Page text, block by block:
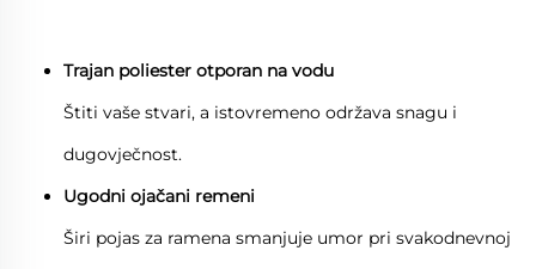
Trajan poliester otporan na vodu
Štiti vaše stvari, a istovremeno održava snagu i
dugovječnost.
Ugodni ojačani remeni
Širi pojas za ramena smanjuje umor pri svakodnevnoj